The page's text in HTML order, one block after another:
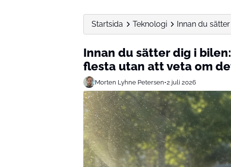
Startsida Teknologi Innan du
Innan du sätter dig i
flesta utan att veta om
Morten Lyhne Petersen•2 juli 2026